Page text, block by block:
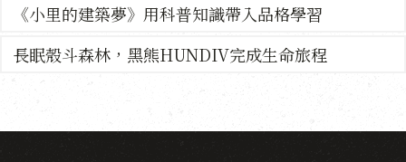
《小里的建築夢》用科普知識帶入品格學習
長眠殼斗森林，黑熊HUNDIV完成生命旅程